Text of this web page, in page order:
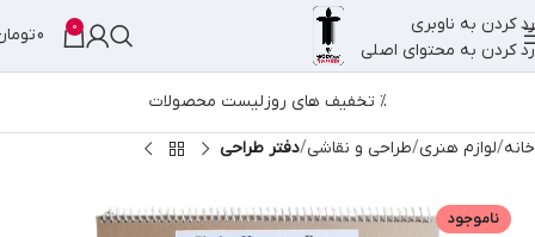
رد کردن به ناوبری
رد کردن به محتوای اصلی
0
0
% تخفیف های روزلیست محصولات
خانه لوازم هنری طراحی و نقاشی دفتر طراحی
ناموجود